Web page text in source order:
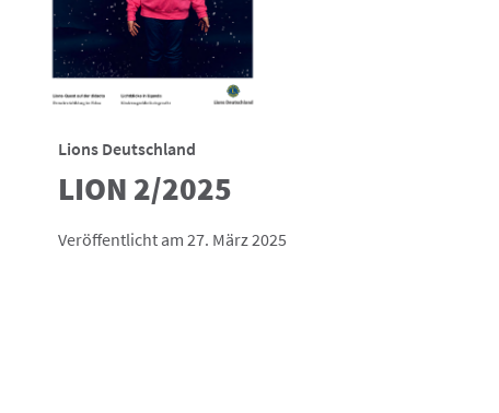
Lions Deutschland
LION 2/2025
Veröffentlicht am 27. März 2025